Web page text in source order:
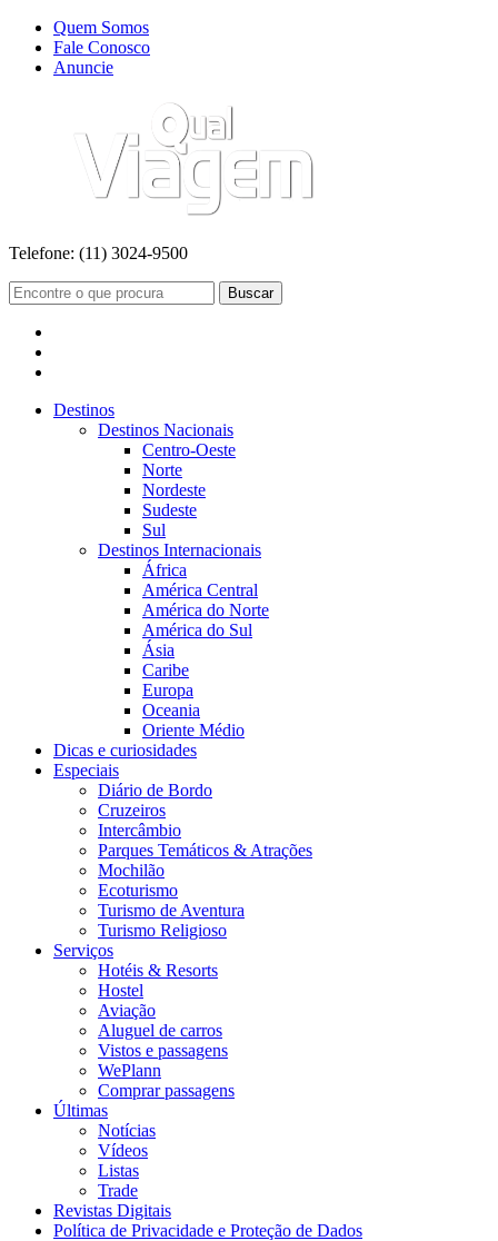
Quem Somos
Fale Conosco
Anuncie
Telefone: (11) 3024-9500
Buscar
Destinos
Destinos Nacionais
Centro-Oeste
Norte
Nordeste
Sudeste
Sul
Destinos Internacionais
África
América Central
América do Norte
América do Sul
Ásia
Caribe
Europa
Oceania
Oriente Médio
Dicas e curiosidades
Especiais
Diário de Bordo
Cruzeiros
Intercâmbio
Parques Temáticos & Atrações
Mochilão
Ecoturismo
Turismo de Aventura
Turismo Religioso
Serviços
Hotéis & Resorts
Hostel
Aviação
Aluguel de carros
Vistos e passagens
WePlann
Comprar passagens
Últimas
Notícias
Vídeos
Listas
Trade
Revistas Digitais
Política de Privacidade e Proteção de Dados